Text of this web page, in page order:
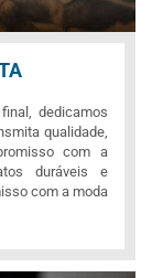
dedicamos
qualidade,
com a
duráveis e
com a moda